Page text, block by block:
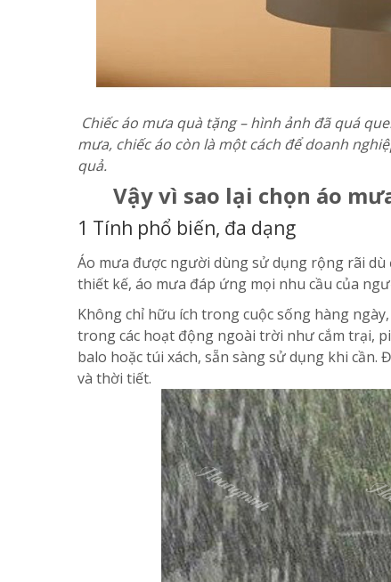
Chiếc áo mưa quà tặng – hình ảnh đã quá
mưa, chiếc áo còn là một cách để doanh
quả.
Vậy vì sao lại chọn áo
1 Tính phổ biến, đa dạng
Áo mưa được người dùng sử dụng rộng rãi
thiết kế, áo mưa đáp ứng mọi nhu cầu của
Không chỉ hữu ích trong cuộc sống hàng
trong các hoạt động ngoài trời như cắm trại,
balo hoặc túi xách, sẵn sàng sử dụng khi
và thời tiết.